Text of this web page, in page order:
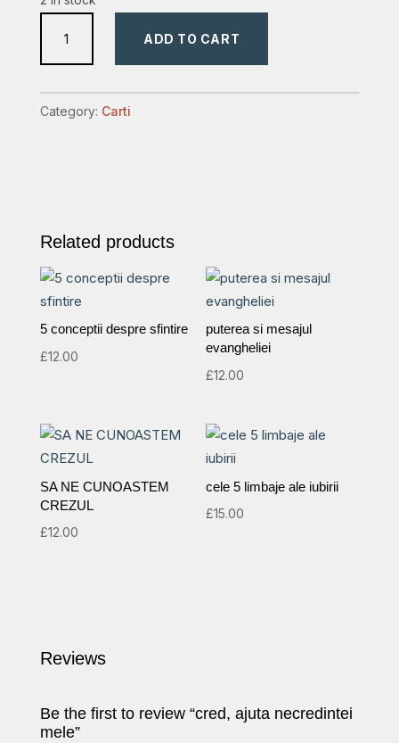
ajuta
mele
quantity
ADD TO CART
Category: Carti
Related products
5 conceptii despre sfintire
£12.00
puterea si mesajul
evangheliei
£12.00
SA NE CUNOASTEM
CREZUL
£12.00
cele 5 limbaje ale iubirii
£15.00
Reviews
Be the first to review “cred, ajuta necredintei
mele”